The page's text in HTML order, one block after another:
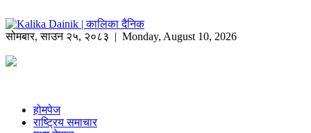
सोमबार,साउन २५, २०८३ | Monday, August 10, 2026
होमपेज
राष्ट्रिय समाचार